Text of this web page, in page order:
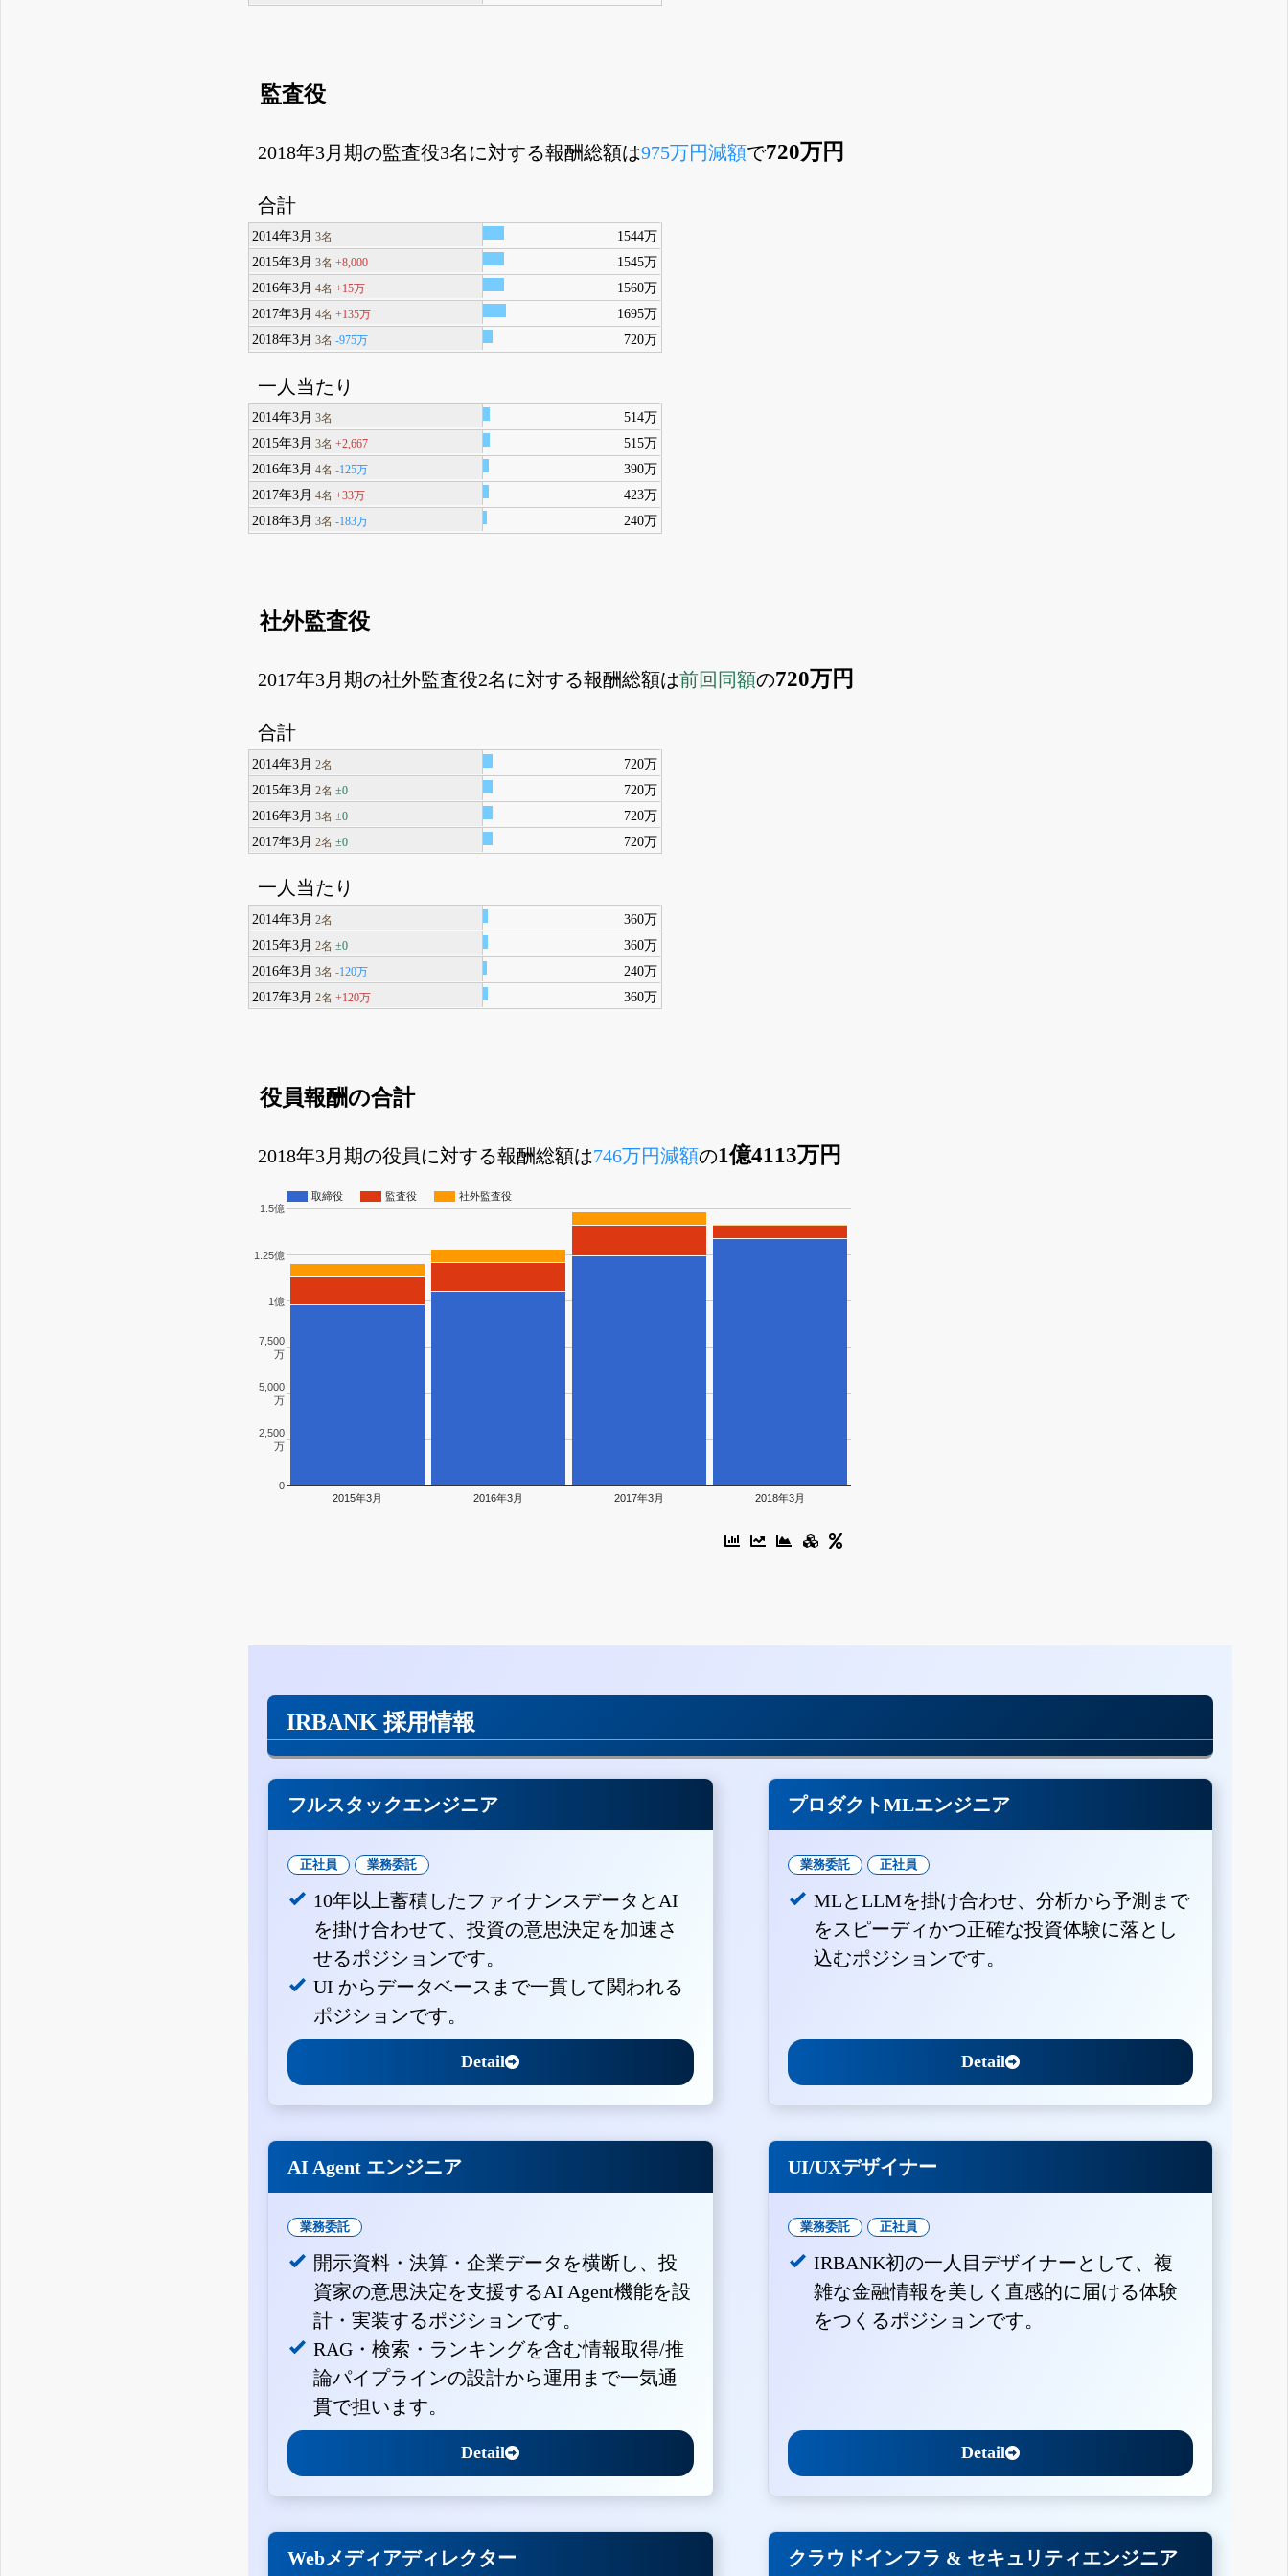
監査役
2018年3月期の監査役3名に対する報酬総額は975万円減額で720万円
合計
2014年3月3名
1544万
2015年3月3名 +8,000
1545万
2016年3月4名 +15万
1560万
2017年3月4名 +135万
1695万
2018年3月3名 -975万 720万
一人当たり
2014年3月3名
514万
2015年3月3名 +2,667
515万
2016年3月4名 -125万
390万
2017年3月4名 +33万
423万
2018年3月3名 -183万 240万
社外監査役
2017年3月期の社外監査役2名に対する報酬総額は前回同額の720万円
合計
2014年3月2名
720万
2015年3月2名 ±0
720万
2016年3月3名 ±0
720万
2017年3月2名 ±0 720万
一人当たり
2014年3月2名
360万
2015年3月2名 ±0
360万
2016年3月3名 -120万
240万
2017年3月2名 +120万 360万
役員報酬の合計
2018年3月期の役員に対する報酬総額は746万円減額の1億4113万円
取締役 監査役 社外監査役
2015年3月 2016年3月 2017年3月 2018年3月
0
2,500
万
5,000
万
7,500
万
1億
1.25億
1.5億
IRBANK 採用情報
フルスタックエンジニア
正社員 業務委託
10年以上蓄積したファイナンスデータとAI
を掛け合わせて、投資の意思決定を加速さ
せるポジションです。
UI からデータベースまで一貫して関われる
ポジションです。
Detail
プロダクトMLエンジニア
業務委託 正社員
MLとLLMを掛け合わせ、分析から予測まで
をスピーディかつ正確な投資体験に落とし
込むポジションです。
Detail
AI Agent エンジニア
業務委託
開示資料・決算・企業データを横断し、投
資家の意思決定を支援するAI Agent機能を設
計・実装するポジションです。
RAG・検索・ランキングを含む情報取得/推
論パイプラインの設計から運用まで一気通
貫で担います。
Detail
UI/UXデザイナー
業務委託 正社員
IRBANK初の一人目デザイナーとして、複
雑な金融情報を美しく直感的に届ける体験
をつくるポジションです。
Detail
Webメディアディレクター クラウドインフラ & セキュリティエンジニア